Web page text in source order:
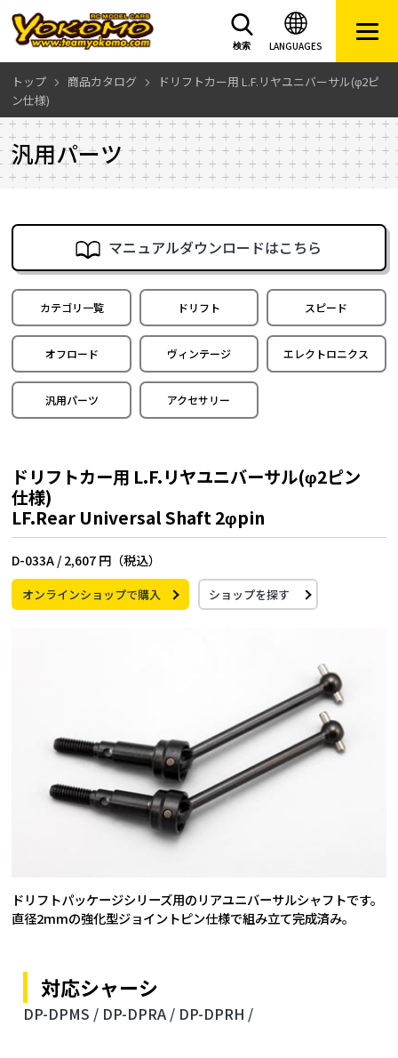
LANGUAGES
検索
トップ 商品カタログ
ドリフトカー用 L.F.リヤユニバーサル(φ2ピ
ン仕様)
汎用パーツ
マニュアルダウンロードはこちら
カテゴリ一覧 ドリフト スピード
オフロード ヴィンテージ エレクトロニクス
汎用パーツ アクセサリー
ドリフトカー用 L.F.リヤユニバーサル(φ2ピン
仕様)
LF.Rear Universal Shaft 2φpin
D-033A / 2,607 円（税込）
オンラインショップで購入 ショップを探す
ドリフトパッケージシリーズ用のリアユニバーサルシャフトです。
直径2mmの強化型ジョイントピン仕様で組み立て完成済み。
対応シャーシ
DP-DPMS / DP-DPRA / DP-DPRH /